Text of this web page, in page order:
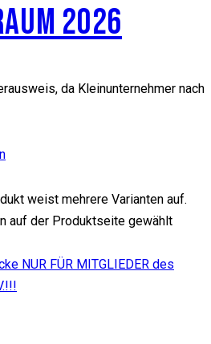
2026
da Kleinunternehmer nach
weist mehrere Varianten auf.
auf der Produktseite gewählt